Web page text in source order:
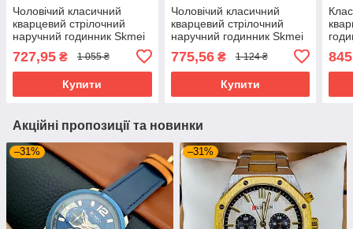
Чоловічий класичний
кварцевий стрілочний
наручний годинник Skmei
727,95 ₴ 1 055 ₴
Купити
Чоловічий класичний
кварцевий стрілочний
наручний годинник Skmei
775,56₴ 1 124 ₴
Купити
Акційні пропозиції та новинки
–31% –31%